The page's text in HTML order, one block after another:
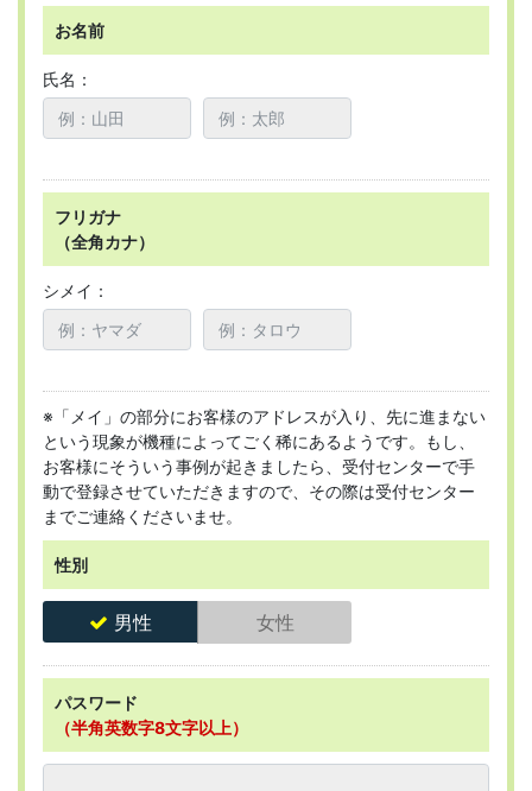
お名前
氏名：
フリガナ
（全角カナ）
シメイ：
※「メイ」の部分にお客様のアドレスが入り、先に進まない
という現象が機種によってごく稀にあるようです。もし、
お客様にそういう事例が起きましたら、受付センターで手
動で登録させていただきますので、その際は受付センター
までご連絡くださいませ。
性別
男性 女性
パスワード
（半角英数字8文字以上）